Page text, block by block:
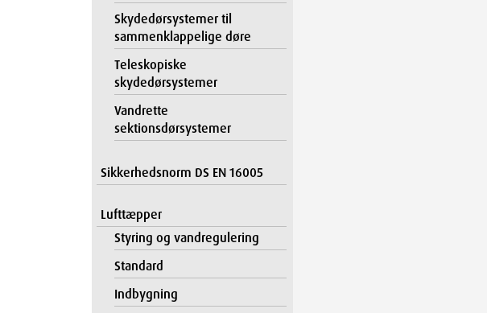
Skydedørsystemer til
sammenklappelige døre
Teleskopiske
skydedørsystemer
Vandrette
sektionsdørsystemer
Sikkerhedsnorm DS EN 16005
Lufttæpper
Styring og vandregulering
Standard
Indbygning